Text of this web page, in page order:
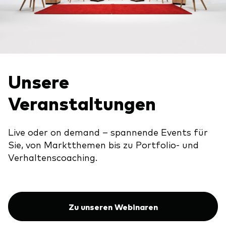
Unsere
Veranstaltungen
Live oder on demand – spannende Events für
Sie, von Marktthemen bis zu Portfolio- und
Verhaltenscoaching.
Zu unseren Webinaren